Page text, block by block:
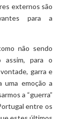
externos são
para a
não sendo
assim, para o
garra e
uma emoção a
a “guerra”
entre os